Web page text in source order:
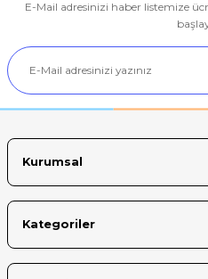
Ürün resmi kalitesiz, bozuk veya
Ürün açıklamasında eksik bilgiler
Ürün bilgilerinde hatalar bulunuyor.
E-Mail adresinizi haber listemize
Kurumsal
Kategoriler